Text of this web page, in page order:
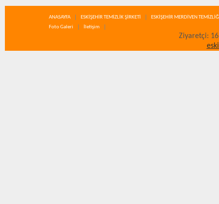
ANASAYFA ESKİŞEHİR TEMİZLİK ŞİRKETİ
ESKİŞEHİR MERDİVEN
Foto Galeri
İletişim
Ziyaretçi: